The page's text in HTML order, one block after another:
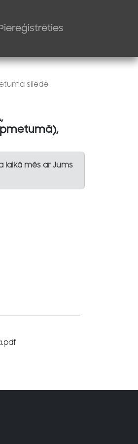
sliede
laikā mēs ar Jums